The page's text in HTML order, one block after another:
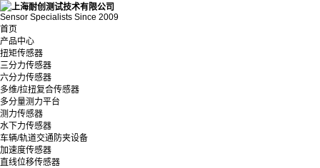
Sensor Specialists Since 2009
首页
产品中心
扭矩传感器
三分力传感器
六分力传感器
多维/拉扭复合传感器
多分量测力平台
测力传感器
水下力传感器
车辆/轨道交通防夹设备
加速度传感器
直线位移传感器